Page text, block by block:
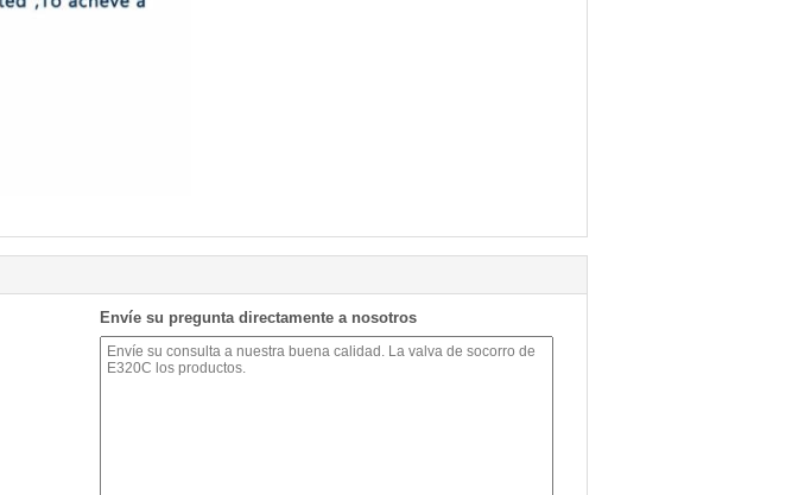
Envíe su pregunta directamente a nosotros